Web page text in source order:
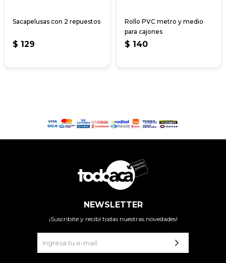
Sacapelusas con 2 repuestos
$ 129
Rollo PVC metro y medio
para cajones
$ 140
NEWSLETTER
¡Suscribite y recibí todas nuestras novedades!